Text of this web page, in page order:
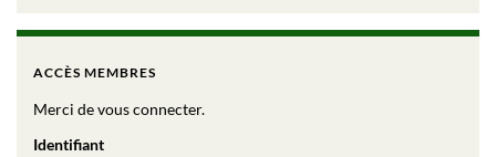
ACCÈS MEMBRES
Merci de vous connecter.
Identifiant